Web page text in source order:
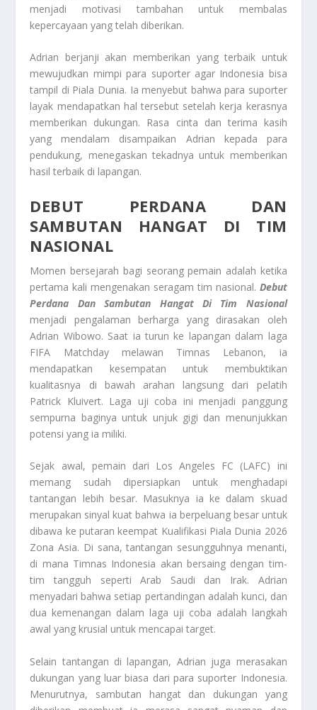
menjadi motivasi tambahan untuk membalas
kepercayaan yang telah diberikan.
Adrian berjanji akan memberikan yang terbaik untuk
mewujudkan mimpi para suporter agar Indonesia bisa
tampil di Piala Dunia. Ia menyebut bahwa para suporter
layak mendapatkan hal tersebut setelah kerja kerasnya
memberikan dukungan. Rasa cinta dan terima kasih
yang mendalam disampaikan Adrian kepada para
pendukung, menegaskan tekadnya untuk memberikan
hasil terbaik di lapangan.
DEBUT PERDANA DAN
SAMBUTAN HANGAT DI TIM
NASIONAL
Momen bersejarah bagi seorang pemain adalah ketika
pertama kali mengenakan seragam tim nasional. Debut
Perdana Dan Sambutan Hangat Di Tim Nasional
menjadi pengalaman berharga yang dirasakan oleh
Adrian Wibowo. Saat ia turun ke lapangan dalam laga
FIFA Matchday melawan Timnas Lebanon, ia
mendapatkan kesempatan untuk membuktikan
kualitasnya di bawah arahan langsung dari pelatih
Patrick Kluivert. Laga uji coba ini menjadi panggung
sempurna baginya untuk unjuk gigi dan menunjukkan
potensi yang ia miliki.
Sejak awal, pemain dari Los Angeles FC (LAFC) ini
memang sudah dipersiapkan untuk menghadapi
tantangan lebih besar. Masuknya ia ke dalam skuad
merupakan sinyal kuat bahwa ia berpeluang besar untuk
dibawa ke putaran keempat Kualifikasi Piala Dunia 2026
Zona Asia. Di sana, tantangan sesungguhnya menanti,
di mana Timnas Indonesia akan bersaing dengan tim-
tim tangguh seperti Arab Saudi dan Irak. Adrian
menyadari bahwa setiap pertandingan adalah kunci, dan
dua kemenangan dalam laga uji coba adalah langkah
awal yang krusial untuk mencapai target.
Selain tantangan di lapangan, Adrian juga merasakan
dukungan yang luar biasa dari para suporter Indonesia.
Menurutnya, sambutan hangat dan dukungan yang